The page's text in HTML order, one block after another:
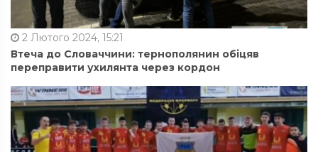
2 Лютого 2024, 15:21
Втеча до Словаччини: тернополянин обіцяв
переправити ухилянта через кордон